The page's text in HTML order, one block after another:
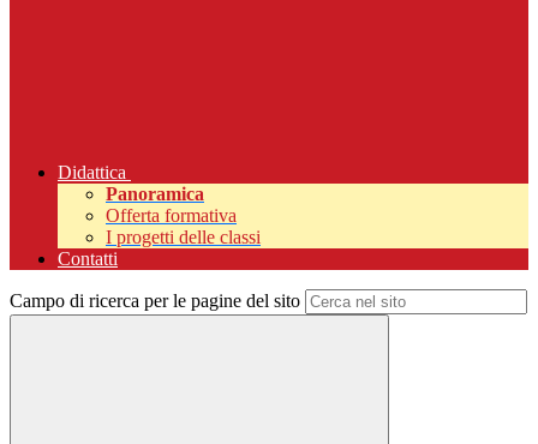
Didattica
Panoramica
Offerta formativa
I progetti delle classi
Contatti
Campo di ricerca per le pagine del sito